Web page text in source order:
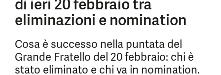
di ieri 20 febbraio tra
eliminazioni e nomination
Cosa è successo nella puntata del
Grande Fratello del 20 febbraio: chi è
stato eliminato e chi va in nomination.